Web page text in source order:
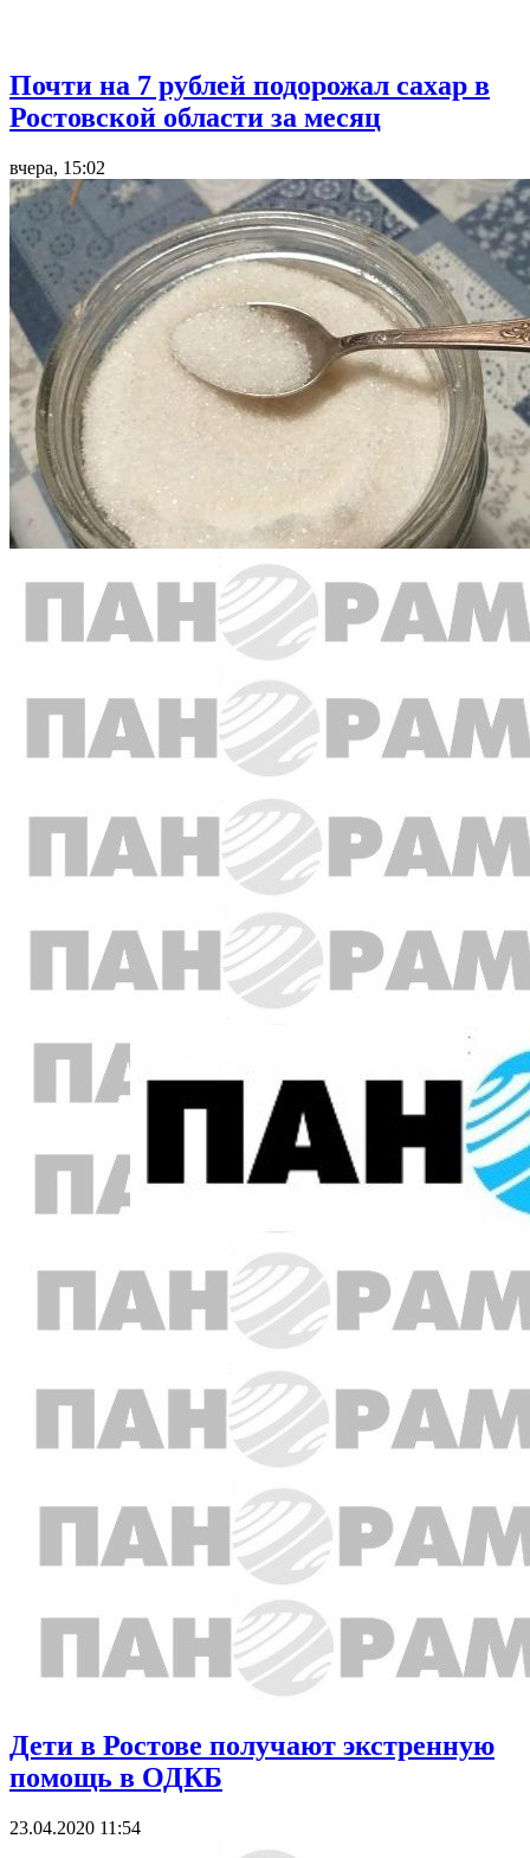
Почти на 7 рублей подорожал сахар в
Ростовской области за месяц
вчера, 15:02
Дети в Ростове получают экстренную
помощь в ОДКБ
23.04.2020 11:54